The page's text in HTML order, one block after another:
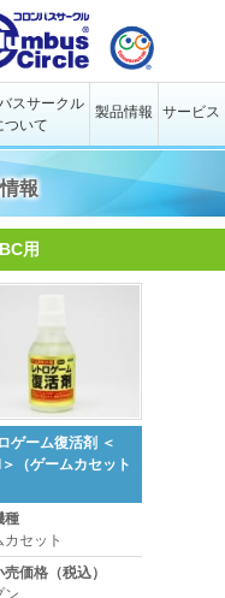
スサークル
ついて
製品情報 サービス
報
用
ゲーム復活剤 ＜
（ゲームカセット
種
カセット
価格（税込）
ン